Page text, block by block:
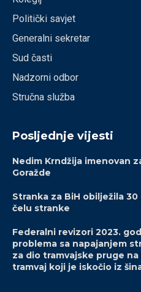
Politički savjet
Generalni sekretar
Sud časti
Nadzorni odbor
Stručna služba
Posljednje vijesti
Nedim Krndžija imenovan
Goražde
Stranka za BiH obilježila
čelu stranke
Federalni revizori 2023.
problema sa napajanjem
za dio tramvajske pruge
tramvaj koji je iskočio iz